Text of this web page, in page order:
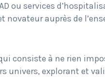
ou services
auprès de
consiste à ne rien
univers, explorant et